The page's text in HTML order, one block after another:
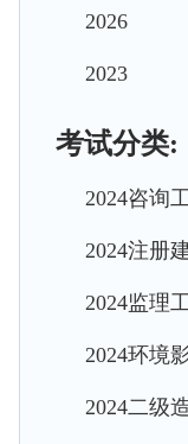
2026
2023
考试分类:
2024咨询
2024注册
2024监理
2024环境
2024二级